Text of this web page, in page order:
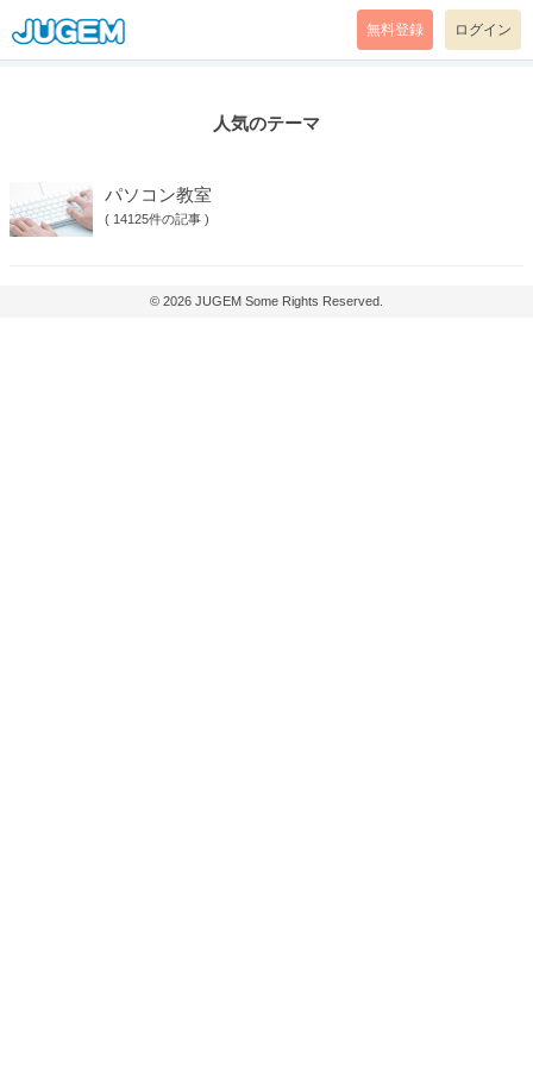
無料登録 ログイン
人気のテーマ
パソコン教室
( 14125件の記事 )
© 2026 JUGEM Some Rights Reserved.